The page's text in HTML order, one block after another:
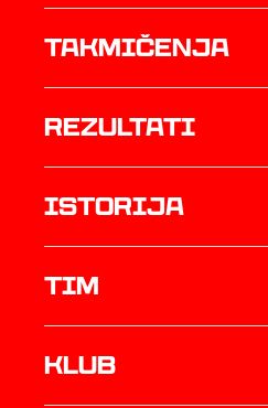
Takmičenja
rezultati
istorija
TIM
Klub